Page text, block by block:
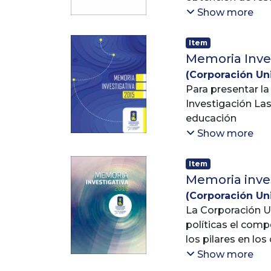
Es política de la
los ámbitos
y así
podersatisfacer
Para continuar
lograr
el cumplimiento
año
Show more
Item
Memoria
(Corporación
Lasallista;
Para presentar
Investigación
educación
superior. Tanto
la función
de nuestra
de crear y
y la tecnología,
el respeto por
sectores
educativo,
Show more
Item
Memoria
(Corporación
Lasallista;
La Corporación
políticas el
los pilares en
profesionales,
Show more